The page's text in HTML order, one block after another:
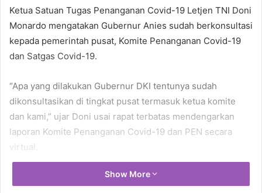
Ketua Satuan Tugas Penanganan Covid-19 Letjen TNI Doni
Monardo mengatakan Gubernur Anies sudah berkonsultasi
kepada pemerintah pusat, Komite Penanganan Covid-19
dan Satgas Covid-19.
“Apa yang dilakukan Gubernur DKI tentunya sudah
dikonsultasikan di tingkat pusat termasuk ketua komite
dan kami,” ujar Doni usai rapat terbatas mendengarkan
laporan Komite Penanganan Covid-19 dan PEN secara
virtual.
PSBB total Jilid II yang diterapkan di DKI Jakarta telah
Show More